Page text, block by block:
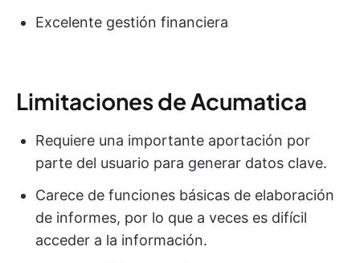
Excelente gestión financiera
Limitaciones de Acumatica
Requiere una importante aportación por
parte del usuario para generar datos clave.
Carece de funciones básicas de elaboración
de informes, por lo que a veces es difícil
acceder a la información.